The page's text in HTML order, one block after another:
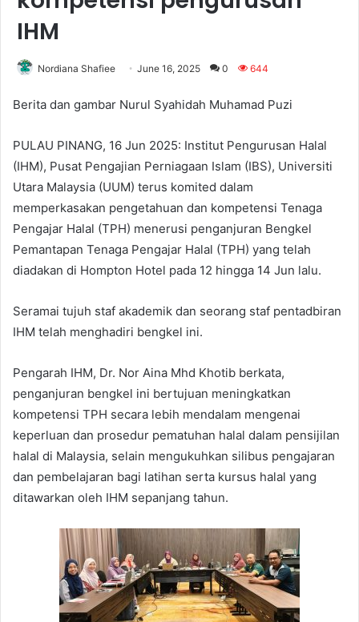
IHM
Nordiana Shafiee June 16, 2025 0 644
Berita dan gambar Nurul Syahidah Muhamad Puzi
PULAU PINANG, 16 Jun 2025: Institut Pengurusan Halal
(IHM), Pusat Pengajian Perniagaan Islam (IBS), Universiti
Utara Malaysia (UUM) terus komited dalam
memperkasakan pengetahuan dan kompetensi Tenaga
Pengajar Halal (TPH) menerusi penganjuran Bengkel
Pemantapan Tenaga Pengajar Halal (TPH) yang telah
diadakan di Hompton Hotel pada 12 hingga 14 Jun lalu.
Seramai tujuh staf akademik dan seorang staf pentadbiran
IHM telah menghadiri bengkel ini.
Pengarah IHM, Dr. Nor Aina Mhd Khotib berkata,
penganjuran bengkel ini bertujuan meningkatkan
kompetensi TPH secara lebih mendalam mengenai
keperluan dan prosedur pematuhan halal dalam pensijilan
halal di Malaysia, selain mengukuhkan silibus pengajaran
dan pembelajaran bagi latihan serta kursus halal yang
ditawarkan oleh IHM sepanjang tahun.